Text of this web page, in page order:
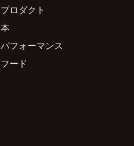
プロダクト
本
パフォーマンス
フード